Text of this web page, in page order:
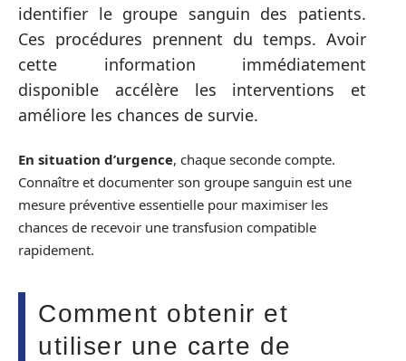
identifier le groupe sanguin des patients.
Ces procédures prennent du temps. Avoir
cette information immédiatement
disponible accélère les interventions et
améliore les chances de survie.
En situation d’urgence, chaque seconde compte.
Connaître et documenter son groupe sanguin est une
mesure préventive essentielle pour maximiser les
chances de recevoir une transfusion compatible
rapidement.
Comment obtenir et
utiliser une carte de